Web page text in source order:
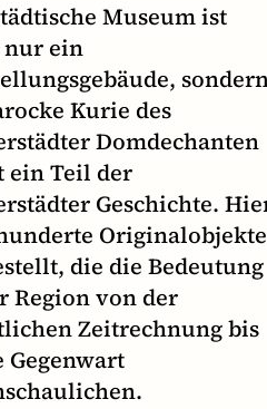
Museum ist
ein
Kurie des
Domdechanten
ein Teil der
Geschichte.
Originalobjekte
die die Bedeutung
Region von der
Zeitrechnung bis
Gegenwart